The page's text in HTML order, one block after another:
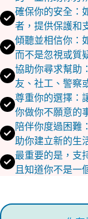
確保你的安全：
者，提供保護和
傾聽並相信你：
而不是忽視或質
協助你尋求幫助
友、社工、警察
尊重你的選擇：
你做你不願意的
陪伴你度過困難
助你建立新的生
最重要的是，支
且知道你不是一